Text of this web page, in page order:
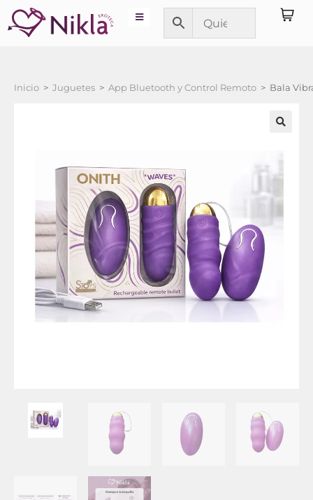
Inicio > Juguetes > App Bluetooth y Control Remoto > Bala